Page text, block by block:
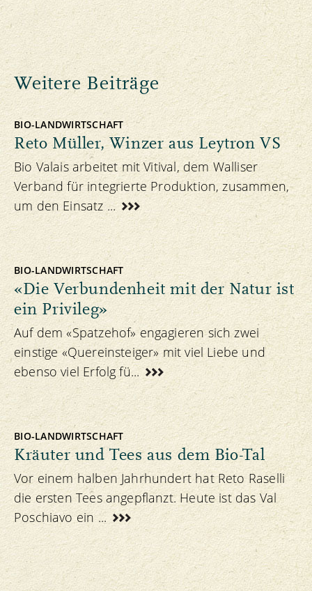
Weitere Beiträge
BIO-LANDWIRTSCHAFT
Reto Müller, Winzer aus Leytron VS
Bio Valais arbeitet mit Vitival, dem Walliser
Verband für integrierte Produktion, zusammen,
um den Einsatz ...
BIO-LANDWIRTSCHAFT
«Die Verbundenheit mit der Natur ist
ein Privileg»
Auf dem «Spatzehof» engagieren sich zwei
einstige «Quereinsteiger» mit viel Liebe und
ebenso viel Erfolg fü...
BIO-LANDWIRTSCHAFT
Kräuter und Tees aus dem Bio-Tal
Vor einem halben Jahrhundert hat Reto Raselli
die ersten Tees angepflanzt. Heute ist das Val
Poschiavo ein ...